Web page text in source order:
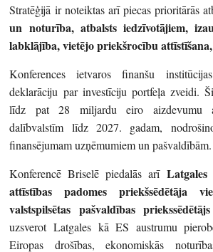
Stratēģijā ir noteiktas arī piecas prioritārās
un noturība, atbalsts iedzīvotājiem,
labklājība, vietējo priekšrocību attī
Konferences ietvaros finanšu
deklarāciju par investīciju portfeļa zveidi.
līdz pat 28 miljardu eiro aizdevumu
dalībvalstīm līdz 2027. gadam,
finansējumam uzņēmumiem un pašvaldībām.
Konferencē Briselē piedalās arī Latgales
attīstības padomes priekšsēdētāja
valstspilsētas pašvaldības
uzsverot Latgales kā ES austrumu
Eiropas drošības, ekonomiskās